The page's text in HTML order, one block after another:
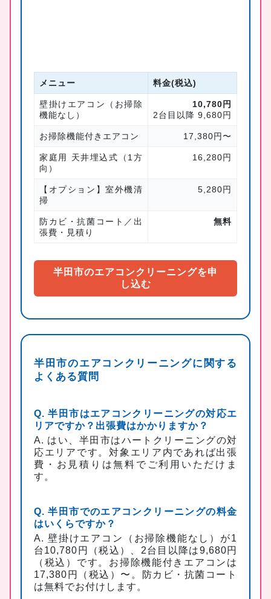
メニュー 料金(税込)
壁掛けエアコン（お掃除
機能なし）
10,780円
2台目以降 9,680円
お掃除機能付きエアコン 17,380円〜
家庭用 天井埋込式（1方
向）
16,280円
【オプション】室外機清
掃
5,280円
防カビ・抗菌コート／出
張費・見積り
無料
半田市のエアコンクリーニングを申
し込む
半田市のエアコンクリーニングに関する
よくある質問
Q. 半田市はエアコンクリーニングの対応エ
リアですか？出張費はかかりますか？
A. はい、半田市はハートクリーニングの対
応エリアです。対象エリア内であれば出張
費・お見積りは無料でご利用いただけま
す。
Q. 半田市でのエアコンクリーニングの料金
はいくらですか？
A. 壁掛けエアコン（お掃除機能なし）が1
台10,780円（税込）、2台目以降は9,680円
（税込）です。お掃除機能付きエアコンは
17,380円（税込）〜。防カビ・抗菌コート
は無料でお付けします。